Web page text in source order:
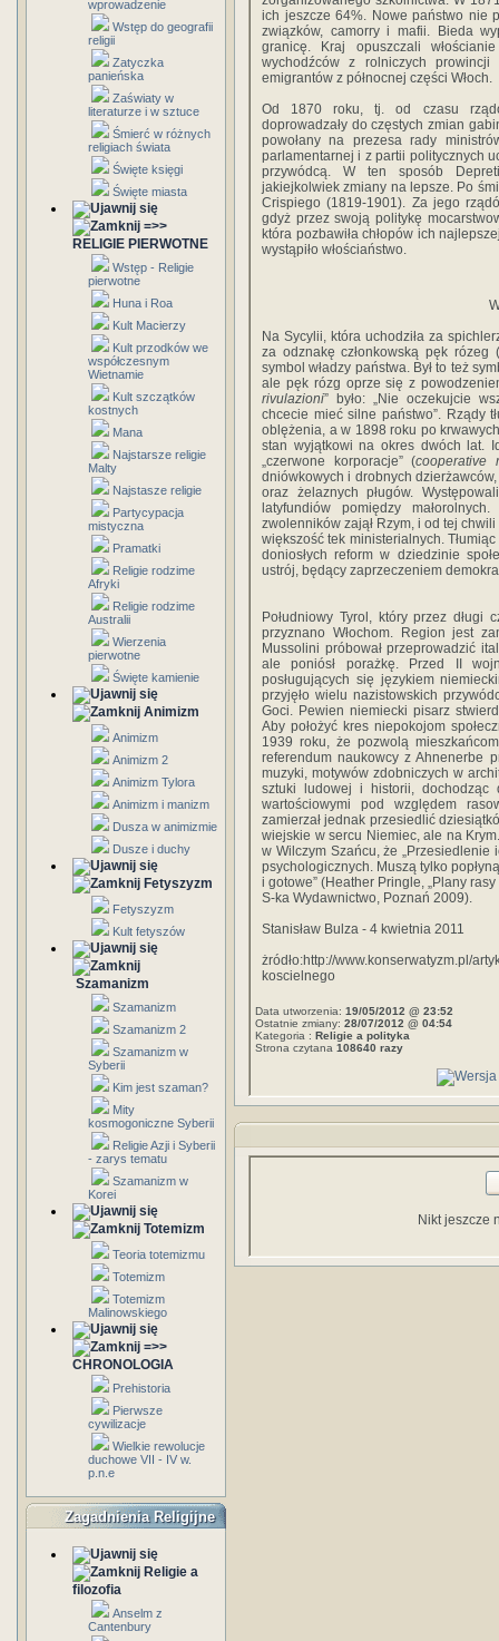
wprowadzenie
Wstęp do geografii
religii
Zatyczka
panieńska
Zaświaty w
literaturze i w sztuce
Śmierć w różnych
religiach świata
Święte księgi
Święte miasta
=>>
RELIGIE PIERWOTNE
Wstęp - Religie
pierwotne
Huna i Roa
Kult Macierzy
Kult przodków we
współczesnym
Wietnamie
Kult szczątków
kostnych
Mana
Najstarsze religie
Malty
Najstasze religie
Partycypacja
mistyczna
Pramatki
Religie rodzime
Afryki
Religie rodzime
Australii
Wierzenia
pierwotne
Święte kamienie
Animizm
Animizm
Animizm 2
Animizm Tylora
Animizm i manizm
Dusza w animizmie
Dusze i duchy
Fetyszyzm
Fetyszyzm
Kult fetyszów
Szamanizm
Szamanizm
Szamanizm 2
Szamanizm w
Syberii
Kim jest szaman?
Mity
kosmogoniczne Syberii
Religie Azji i Syberii
- zarys tematu
Szamanizm w
Korei
Totemizm
Teoria totemizmu
Totemizm
Totemizm
Malinowskiego
=>>
CHRONOLOGIA
Prehistoria
Pierwsze
cywilizacje
Wielkie rewolucje
duchowe VII - IV w.
p.n.e
Zagadnienia Religijne
Religie a
filozofia
Anselm z
Cantenbury
ich jeszcze 64%. Nowe państwo nie
związków, camorry i mafii. Bieda
granicę. Kraj opuszczali
wychodźców z rolniczych prowincji
emigrantów z północnej części Włoch.
Od 1870 roku, tj. od czasu
doprowadzały do częstych zmian
powołany na prezesa rady
parlamentarnej i z partii politycznych
przywódcą. W ten sposób
jakiejkolwiek zmiany na lepsze. Po
Crispiego (1819-1901). Za jego
gdyż przez swoją politykę
która pozbawiła chłopów ich
wystąpiło włościaństwo.
Na Sycylii, która uchodziła za
za odznakę członkowską pęk rózeg
symbol władzy państwa. Był to też
ale pęk rózg oprze się z
rivulazioni” było: „Nie oczekujcie
chcecie mieć silne państwo”. Rządy
oblężenia, a w 1898 roku po
stan wyjątkowi na okres dwóch lat.
„czerwone korporacje” (cooperative
dniówkowych i drobnych
oraz żelaznych pługów.
latyfundiów pomiędzy
zwolenników zajął Rzym, i od tej
większość tek ministerialnych.
doniosłych reform w dziedzinie
ustrój, będący zaprzeczeniem
Południowy Tyrol, który przez długi
przyznano Włochom. Region jest
Mussolini próbował przeprowadzić
ale poniósł porażkę. Przed II
posługujących się językiem
przyjęło wielu nazistowskich
Goci. Pewien niemiecki pisarz
Aby położyć kres niepokojom
1939 roku, że pozwolą
referendum naukowcy z Ahnenerbe
muzyki, motywów zdobniczych w
sztuki ludowej i historii,
wartościowymi pod względem
zamierzał jednak przesiedlić
wiejskie w sercu Niemiec, ale na
w Wilczym Szańcu, że
psychologicznych. Muszą tylko
i gotowe” (Heather Pringle, „Plany
S-ka Wydawnictwo, Poznań 2009).
Stanisław Bulza - 4 kwietnia 2011
żródło:http://www.konserwatyzm.pl/
koscielnego
Data utworzenia: 19/05/2012 @ 23:52
Ostatnie zmiany: 28/07/2012 @ 04:54
Kategoria : Religie a polityka
Strona czytana 108640 razy
Nikt jeszcze